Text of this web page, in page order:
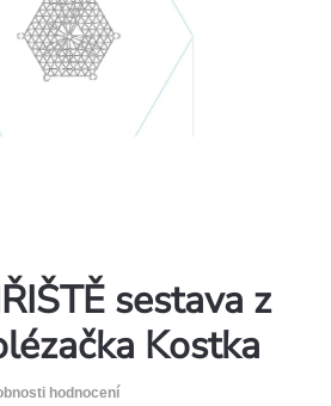
sestava z
Kostka
hodnocení